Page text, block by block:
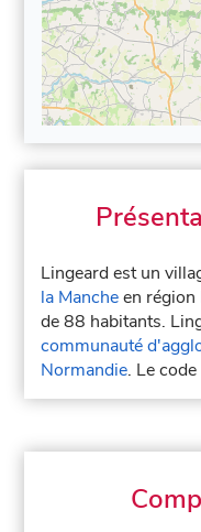
Lingeard est un
la Mancheen région
de 88 habitants.
communauté
Normandie. Le